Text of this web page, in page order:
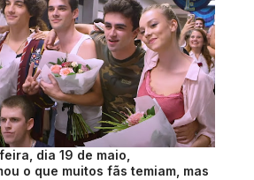
dia 19 de maio,
o que muitos fãs temiam, mas